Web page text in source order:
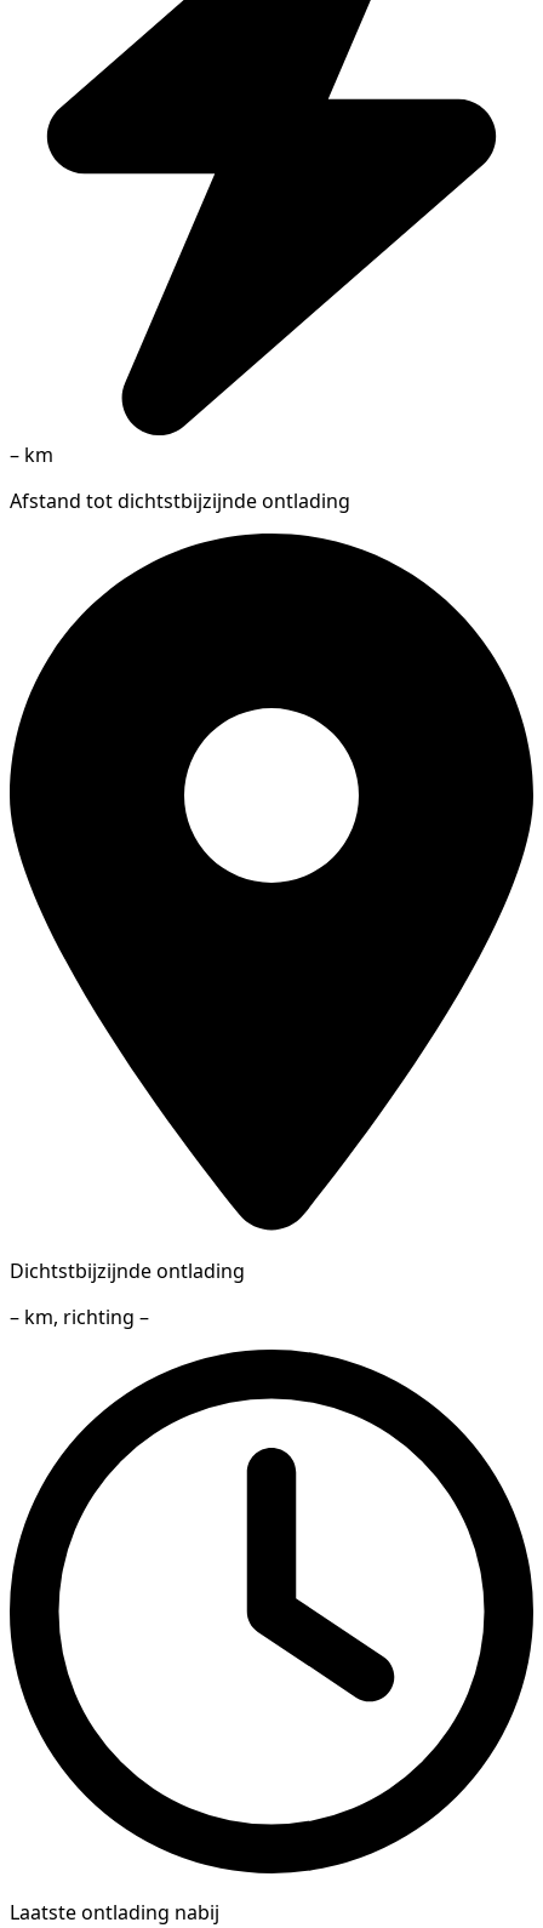
– km
Afstand tot dichtstbijzijnde ontlading
Dichtstbijzijnde ontlading
– km, richting –
Laatste ontlading nabij